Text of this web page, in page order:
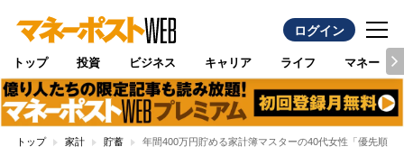
ログイン
トップ 投資 ビジネス キャリア ライフ マネー
トップ 家計 貯蓄 年間400万円貯める家計簿マスターの40代女性「優先順位